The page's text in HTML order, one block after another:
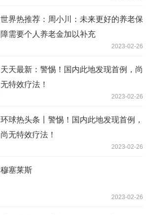
世界热推荐：周小川：未来更好的养老保
障需要个人养老金加以补充
2023-02-26
天天最新：警惕！国内此地发现首例，尚
无特效疗法！
2023-02-26
环球热头条丨警惕！国内此地发现首例，
尚无特效疗法！
2023-02-26
穆塞莱斯
2023-02-26